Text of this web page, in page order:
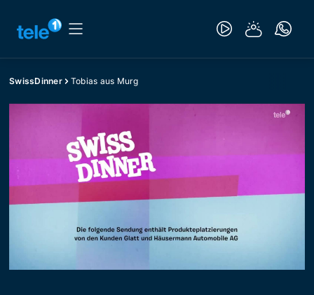
SwissDinner Tobias aus Murg